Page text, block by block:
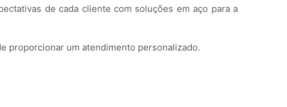
de cada cliente com soluções em aço para a
proporcionar um atendimento personalizado.